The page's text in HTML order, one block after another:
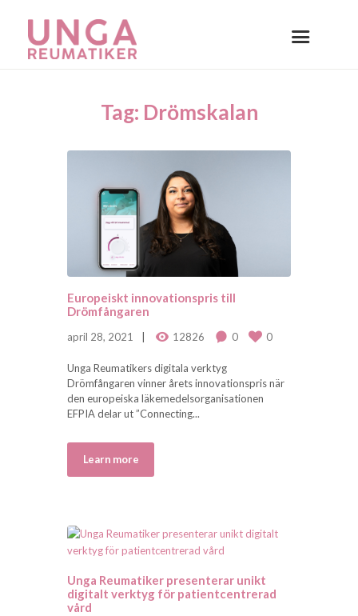
Tag: Drömskalan
Europeiskt innovationspris till
Drömfångaren
april 28, 2021 12826 0 0
Unga Reumatikers digitala verktyg
Drömfångaren vinner årets innovationspris när
den europeiska läkemedelsorganisationen
EFPIA delar ut ”Connecting...
Learn more
Unga Reumatiker presenterar unikt
digitalt verktyg för patientcentrerad
vård